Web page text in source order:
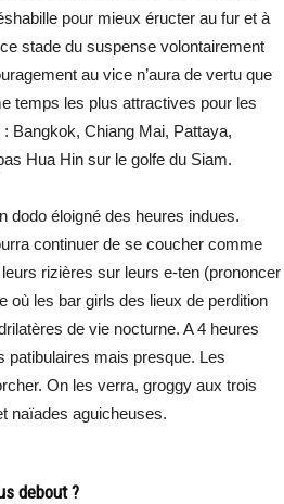
pour mieux éructer au fur et à
stade du suspense volontairement
au vice n’aura de vertu que
temps les plus attractives pour les
Bangkok, Chiang Mai, Pattaya,
Hua Hin sur le golfe du Siam.
dodo éloigné des heures indues.
continuer de se coucher comme
rizières sur leurs e-ten (prononcer
les bar girls des lieux de perdition
de vie nocturne. A 4 heures
patibulaires mais presque. Les
On les verra, groggy aux trois
naïades aguicheuses.
debout ?